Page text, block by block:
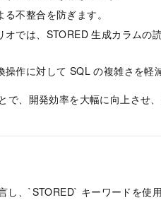
不整合を防ぎます。
では、STORED 生成カラムの
作に対して SQL の複雑さを軽
で、開発効率を大幅に向上させ
し、`STORED` キーワードを使